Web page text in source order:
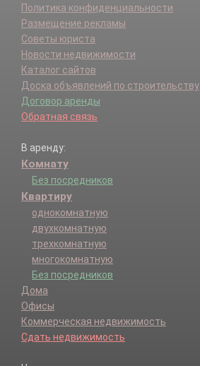
Политика конфиденциальности
Размещение рекламы
Советы юриста
Новости недвижимости
Каталог сайтов
Доска объявлений по строительству
Договор аренды
Обратная связь
В аренду:
Комнату
Без посредников
Квартиру
однокомнатную
двухкомнатную
трехкомнатную
многокомнатную
Без посредников
Дома
Офисы
Коммерческая недвижимость
Сдать недвижимость